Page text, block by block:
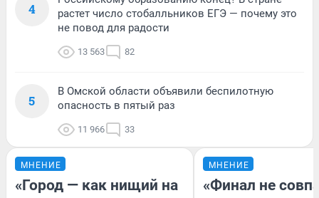
4
растет число стобалльников ЕГЭ — почему это
не повод для радости
13 563 82
5
В Омской области объявили беспилотную
опасность в пятый раз
11 966 33
МНЕНИЕ
«Город — как нищий на
МНЕНИЕ
«Финал не